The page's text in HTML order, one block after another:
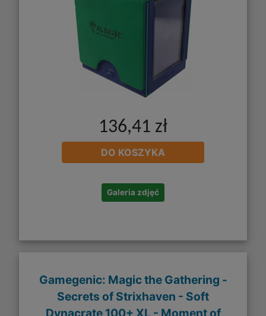
136,41 zł
DO KOSZYKA
Galeria zdjęć
Gamegenic: Magic the Gathering -
Secrets of Strixhaven - Soft